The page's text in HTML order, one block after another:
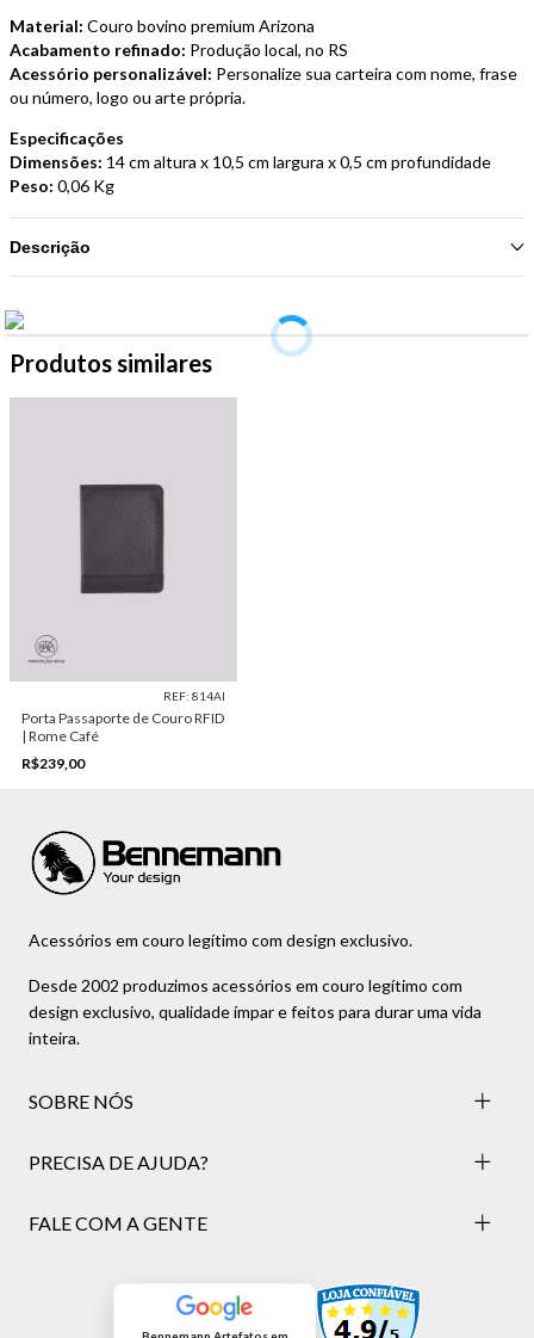
Material: Couro bovino premium Arizona
Acabamento refinado: Produção local, no RS
Acessório personalizável: Personalize sua carteira com nome, frase
ou número, logo ou arte própria.
Especificações
Dimensões: 14 cm altura x 10,5 cm largura x 0,5 cm profundidade
Peso: 0,06 Kg
Descrição
Produtos similares
REF: 814AI
Porta Passaporte de Couro RFID
| Rome Café
R$239,00
Acessórios em couro legítimo com design exclusivo.
Desde 2002 produzimos acessórios em couro legítimo com
design exclusivo, qualidade ímpar e feitos para durar uma vida
inteira.
SOBRE NÓS
PRECISA DE AJUDA?
FALE COM A GENTE
Bennemann Artefatos em